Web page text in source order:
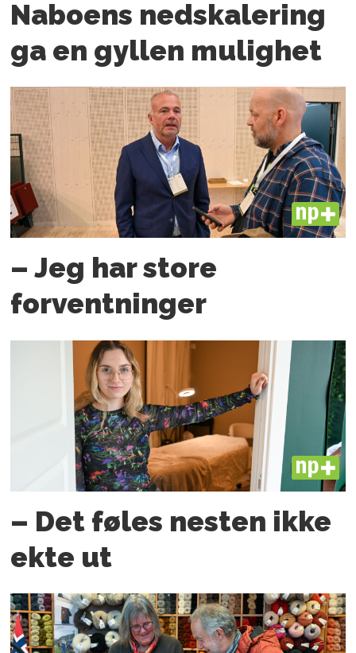
Naboens nedskalering
ga en gyllen mulighet
PLUS
– Jeg har store
forventninger
PLUS
– Det føles nesten ikke
ekte ut